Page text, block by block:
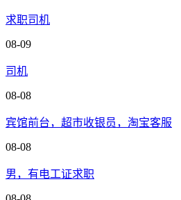
求职司机
08-09
司机
08-08
宾馆前台，超市收银员，淘宝客服
08-08
男，有电工证求职